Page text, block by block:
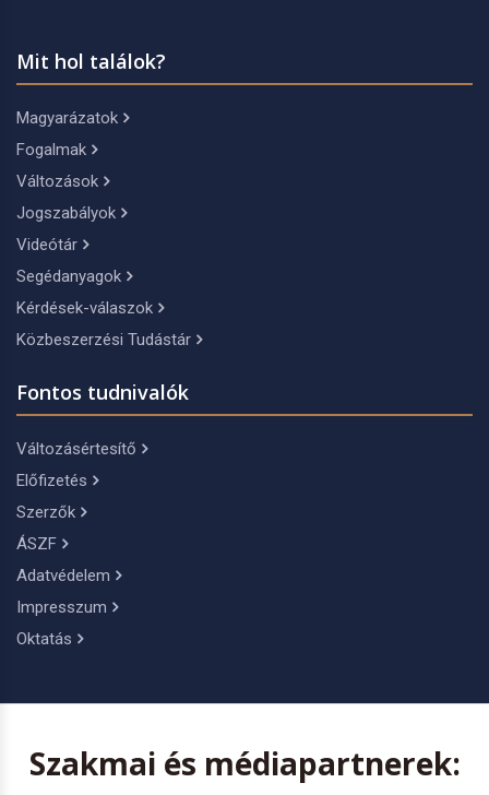
Mit hol találok?
Magyarázatok
Fogalmak
Változások
Jogszabályok
Videótár
Segédanyagok
Kérdések-válaszok
Közbeszerzési Tudástár
Fontos tudnivalók
Változásértesítő
Előfizetés
Szerzők
ÁSZF
Adatvédelem
Impresszum
Oktatás
Szakmai és médiapartnerek: